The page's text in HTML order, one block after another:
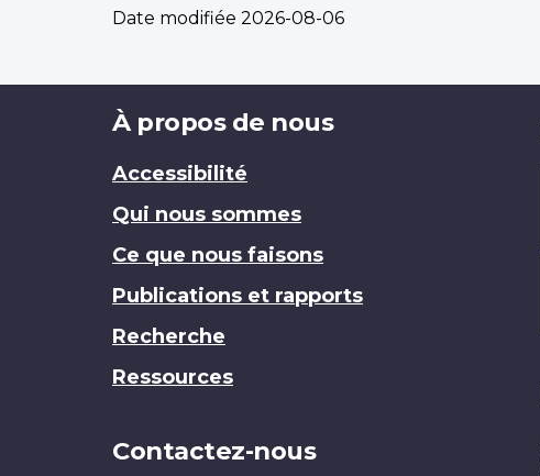
Date modifiée 2026-08-06
Brand
À propos de nous
Accessibilité
Qui nous sommes
Ce que nous faisons
Publications et rapports
Recherche
Ressources
Contactez-nous